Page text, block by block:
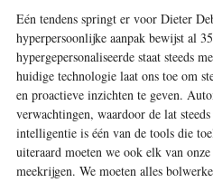
Eén tendens springt er voor Dieter
hyperpersoonlijke aanpak bewijst al
hypergepersonaliseerde staat steeds
huidige technologie laat ons toe om
en proactieve inzichten te geven.
verwachtingen, waardoor de lat
intelligentie is één van de tools die
uiteraard moeten we ook elk van
meekrijgen. We moeten alles